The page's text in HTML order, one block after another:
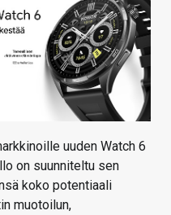
uuden Watch 6
on suunniteltu sen
koko potentiaali
muotoilun,